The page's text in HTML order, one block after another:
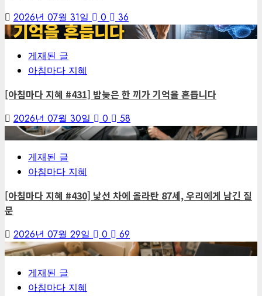
2026년 07월 31일 0
36
5
게재된 글
아침마다 지혜
[아침마다 지혜 #431] 밤늦은 한 끼가 기억을 흔듭니다
2026년 07월 30일 0
58
6
게재된 글
아침마다 지혜
[아침마다 지혜 #430] 낯선 차에 올라탄 87세, 우리에게 남긴 질
문
2026년 07월 29일 0
69
7
게재된 글
아침마다 지혜